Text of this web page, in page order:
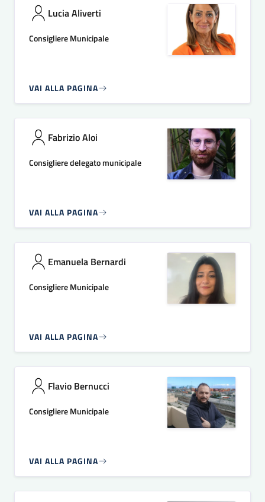
Lucia Aliverti
Consigliere Municipale
VAI ALLA PAGINA
Fabrizio Aloi
Consigliere delegato municipale
VAI ALLA PAGINA
Emanuela Bernardi
Consigliere Municipale
VAI ALLA PAGINA
Flavio Bernucci
Consigliere Municipale
VAI ALLA PAGINA